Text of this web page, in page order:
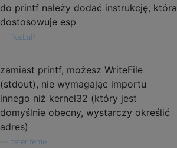
do printf należy dodać instrukcję, która
dostosowuje esp
RosLuP
zamiast printf, możesz WriteFile
(stdout), nie wymagając importu
innego niż kernel32 (który jest
domyślnie obecny, wystarczy określić
adres)
peter ferrie